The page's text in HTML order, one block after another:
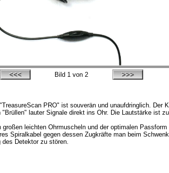
Bild 1 von 2
PRO" ist souverän und unaufdringlich. Der
lauter Signale direkt ins Ohr. Die Lautstärke ist
großen leichten Ohrmuscheln und der optimalen
Spiralkabel gegen dessen Zugkräfte man beim
des Detektor zu stören.